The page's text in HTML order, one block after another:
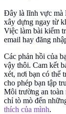
Đây là lĩnh vực mà
xây dựng ngay từ
Việc làm bài kiểm
email hay đăng
Các phản hồi của
vậy thôi. Cam kết
xét, nơi bạn có thể
cho phép bạn tập
Môi trường an toàn
chỉ tò mò đến
thích của mình.